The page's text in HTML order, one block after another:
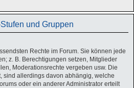
und Gruppen
Rechte im Forum. Sie können jede
z. B. Berechtigungen setzen, Mitglieder
Moderationsrechte vergeben usw. Die
sind allerdings davon abhängig, welche
oder ein anderer Administrator erteilt